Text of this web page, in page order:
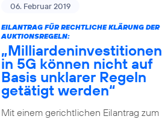
06. Februar 2019
EILANTRAG FÜR RECHTLICHE KLÄRUNG DER
AUKTIONSREGELN:
„Milliardeninvestitionen
in 5G können nicht auf
Basis unklarer Regeln
getätigt werden“
Mit einem gerichtlichen Eilantrag zum